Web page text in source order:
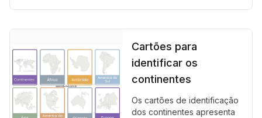
Cartões para
identificar os
continentes
Os cartões de identificação
dos continentes apresenta